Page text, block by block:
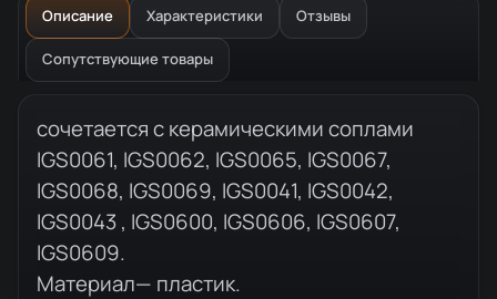
Описание Характеристики Отзывы
Сопутствующие товары
Описание товара
сочетается с керамическими соплами
IGS0061, IGS0062, IGS0065, IGS0067,
IGS0068, IGS0069, IGS0041, IGS0042,
IGS0043 , IGS0600, IGS0606, IGS0607,
IGS0609.
Материал— пластик.